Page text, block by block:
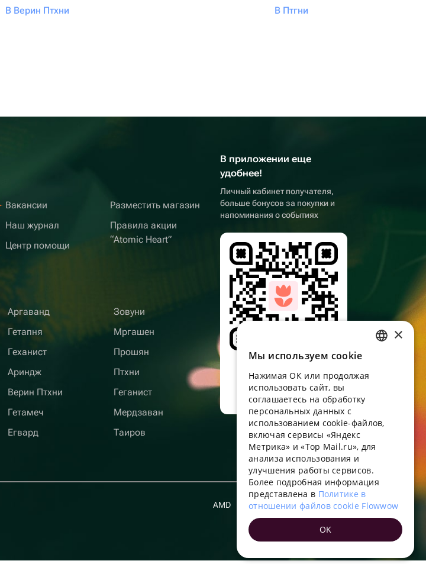
В Верин Птхни
В Птгни
Вакансии
Наш журнал
Центр помощи
Разместить магазин
Правила акции
“Atomic Heart”
Аргаванд
Гетапня
Геханист
Ариндж
Верин Птхни
Гетамеч
Егвард
Зовуни
Мргашен
Прошян
Птхни
Геганист
Мердзаван
Таиров
В приложении еще
удобнее!
Личный кабинет получателя,
больше бонусов за покупки и
напоминания о событиях
Наведите камеру,
приложение
AMD Русский
ENGLISH
UKRAINIAN
PORTUGUESE
FRENCH
TURKISH
POLISH
×
Мы используем сookie
Нажимая ОК или продолжая
использовать сайт, вы
соглашаетесь на обработку
персональных данных с
использованием cookie-файлов,
включая сервисы «Яндекс
Метрика» и «Top Mail.ru», для
анализа использования и
улучшения работы сервисов.
Более подробная информация
представлена в Политике в
отношении файлов cookie Flowwow
OK